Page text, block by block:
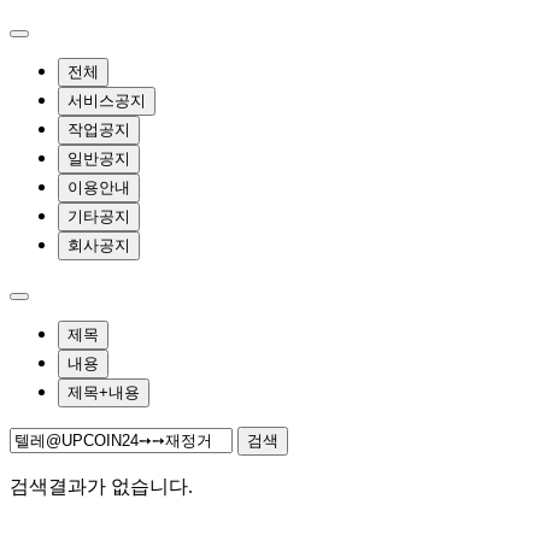
전체
서비스공지
작업공지
일반공지
이용안내
기타공지
회사공지
제목
내용
제목+내용
검색
검색결과가 없습니다.